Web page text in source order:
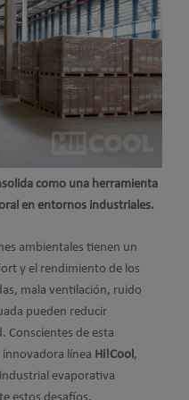
como una herramienta
en entornos industriales.
ambientales tienen un
y el rendimiento de los
mala ventilación, ruido
pueden reducir
Conscientes de esta
innovadora línea Hi!Cool ,
evaporativa